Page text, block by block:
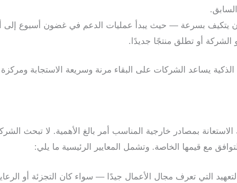
أن يتكيف بسرعة — حيث يبدأ عمليات الدعم في غضون أسبوع إلى
الشركة أو تطلق منتجًا جديدًا.
الذكية يساعد الشركات على البقاء مرنة وسريعة الاستجابة
بمصادر خارجية المناسب أمر بالغ الأهمية. لا تبحث
مع قيمها الخاصة. وتشمل المعايير الرئيسية ما يلي:
التي تعرف مجال الأعمال جيدًا — سواء كان التجزئة أو